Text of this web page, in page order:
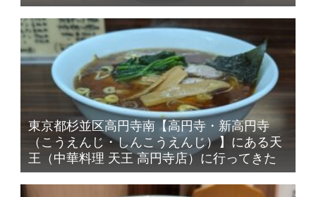
東京都杉並区高円寺南【高円寺・新高円寺
（こうえんじ・しんこうえんじ）】にある天
王（中華料理 天王 高円寺店）に行ってきた